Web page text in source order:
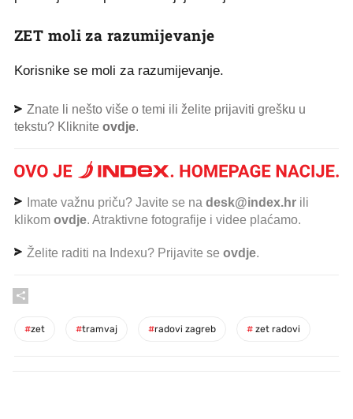
ZET moli za razumijevanje
Korisnike se moli za razumijevanje.
Znate li nešto više o temi ili želite prijaviti grešku u
tekstu? Kliknite ovdje.
Imate važnu priču? Javite se na desk@index.hr ili
klikom ovdje. Atraktivne fotografije i videe plaćamo.
Želite raditi na Indexu? Prijavite se ovdje.
#zet #tramvaj #radovi zagreb # zet radovi